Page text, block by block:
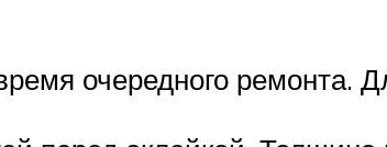
очередного ремонта.